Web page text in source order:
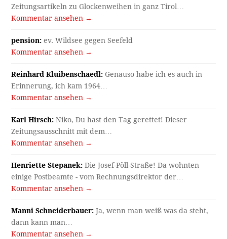
Zeitungsartikeln zu Glockenweihen in ganz Tirol…
Kommentar ansehen →
pension: ev. Wildsee gegen Seefeld
Kommentar ansehen →
Reinhard Kluibenschaedl: Genauso habe ich es auch in
Erinnerung, ich kam 1964…
Kommentar ansehen →
Karl Hirsch: Niko, Du hast den Tag gerettet! Dieser
Zeitungsausschnitt mit dem…
Kommentar ansehen →
Henriette Stepanek: Die Josef-Pöll-Straße! Da wohnten
einige Postbeamte - vom Rechnungsdirektor der…
Kommentar ansehen →
Manni Schneiderbauer: Ja, wenn man weiß was da steht,
dann kann man…
Kommentar ansehen →